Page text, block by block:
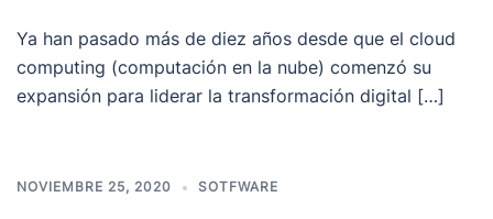
Ya han pasado más de diez años desde que el cloud
computing (computación en la nube) comenzó su
expansión para liderar la transformación digital […]
NOVIEMBRE 25, 2020 SOTFWARE